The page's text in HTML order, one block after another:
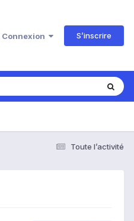
S’inscrire
Toute l’activité